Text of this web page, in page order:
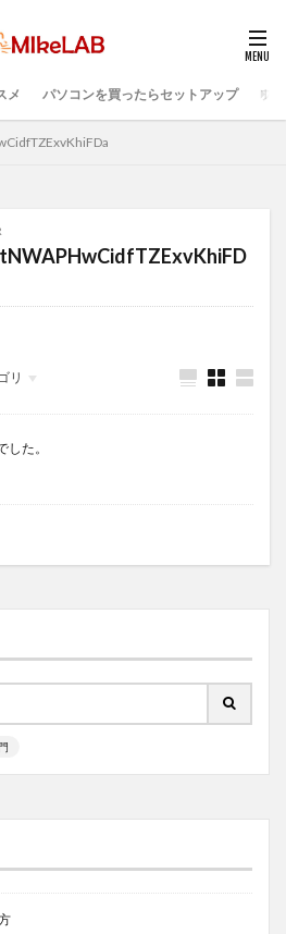
メ パソコンを買ったらセットアップ プ
リ
た。
策
PC準備